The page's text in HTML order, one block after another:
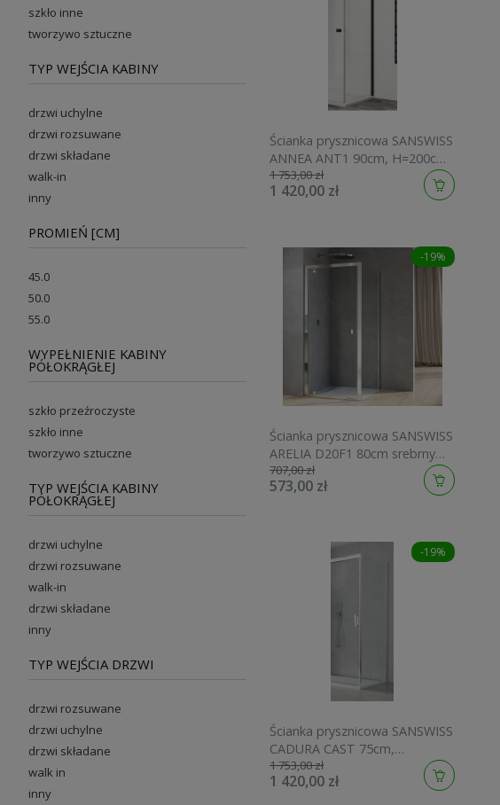
szkło inne
tworzywo sztuczne
TYP WEJŚCIA KABINY
drzwi uchylne
drzwi rozsuwane
drzwi składane
walk-in
inny
PROMIEŃ [CM]
45.0
50.0
55.0
WYPEŁNIENIE KABINY
PÓŁOKRĄGŁEJ
szkło przeźroczyste
szkło inne
tworzywo sztuczne
TYP WEJŚCIA KABINY
PÓŁOKRĄGŁEJ
drzwi uchylne
drzwi rozsuwane
walk-in
drzwi składane
inny
TYP WEJŚCIA DRZWI
drzwi rozsuwane
drzwi uchylne
drzwi składane
walk in
inny
Ścianka prysznicowa SANSWISS
ANNEA ANT1 90cm, H=200cm,
czarny mat ANT109000607
1 753,00 zł
1 420,00 zł
-19%
Ścianka prysznicowa SANSWISS
ARELIA D20F1 80cm srebrny
polerowany D20F10804007
707,00 zł
573,00 zł
-19%
Ścianka prysznicowa SANSWISS
CADURA CAST 75cm,
H=200cm, srebrny połysk
CAST0755007
1 753,00 zł
1 420,00 zł